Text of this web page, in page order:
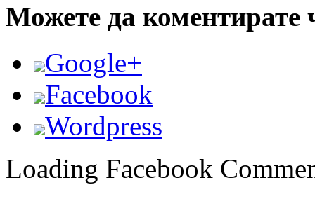
Можете да коментирате
Google+
Facebook
Wordpress
Loading Facebook